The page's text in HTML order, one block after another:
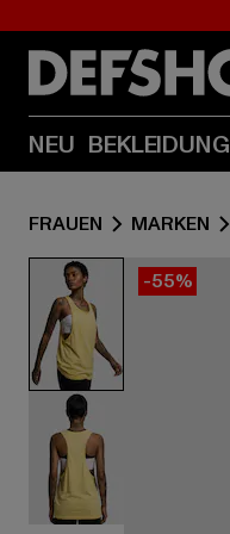
NEU BEKLEIDUNG
FRAUEN MARKEN
-55%